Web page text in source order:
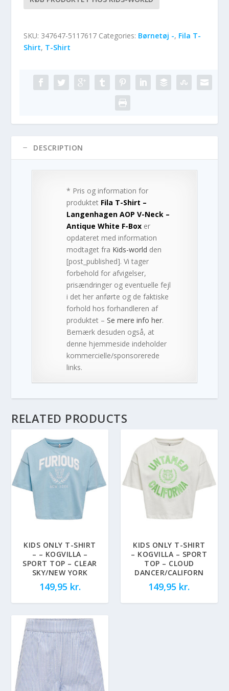
SKU: 347647-5117617 Categories: Børnetøj -, Fila T-
Shirt, T-Shirt
DESCRIPTION
* Pris og information for
produktet Fila T-Shirt –
Langenhagen AOP V-Neck –
Antique White F-Box er
opdateret med information
modtaget fra Kids-world den
[post_published]. Vi tager
forbehold for afvigelser,
prisændringer og eventuelle fejl
i det her anførte og de faktiske
forhold hos forhandleren af
produktet –Se mere info her.
Bemærk desuden også, at
denne hjemmeside indeholder
kommercielle/sponsorerede
links.
RELATED PRODUCTS
KIDS ONLY T-SHIRT
– – KOGVILLA –
SPORT TOP – CLEAR
SKY/NEW YORK
149,95 kr.
KIDS ONLY T-SHIRT
– KOGVILLA – SPORT
TOP – CLOUD
DANCER/CALIFORN
149,95 kr.